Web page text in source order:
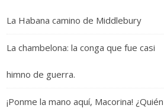
La Habana camino de Middlebury
La chambelona: la conga que fue casi
himno de guerra.
¡Ponme la mano aquí, Macorina! ¿Quién